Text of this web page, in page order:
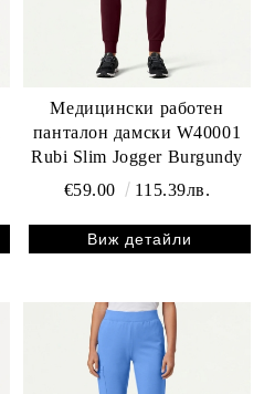
Медицински работен
панталон дамски W40001
Rubi Slim Jogger Burgundy
€59.00
115.39лв.
Виж детайли